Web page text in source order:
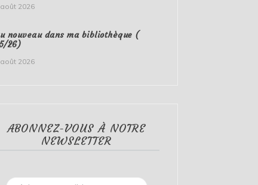
2026
nouveau dans ma bibliothèque (
26)
2026
ABONNEZ-VOUS À NOTRE
NEWSLETTER